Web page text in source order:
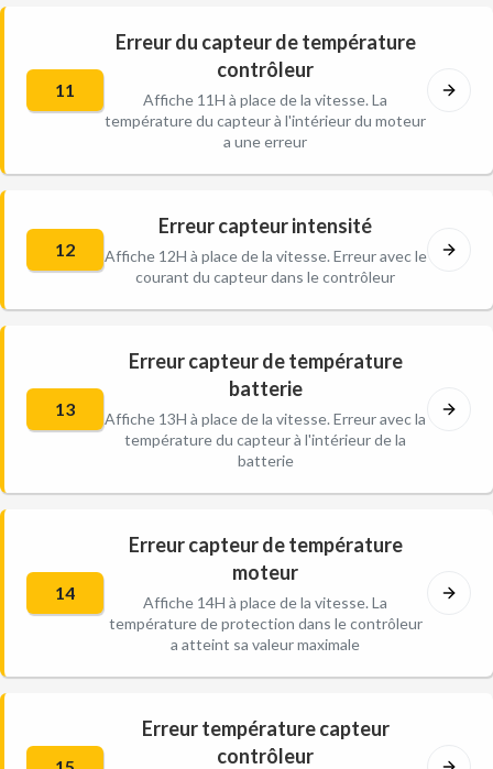
11
Erreur du capteur de température
contrôleur
Affiche 11H à place de la vitesse. La
température du capteur à l'intérieur du moteur
a une erreur
12
Erreur capteur intensité
Affiche 12H à place de la vitesse. Erreur avec le
courant du capteur dans le contrôleur
13
Erreur capteur de température
batterie
Affiche 13H à place de la vitesse. Erreur avec la
température du capteur à l'intérieur de la
batterie
14
Erreur capteur de température
moteur
Affiche 14H à place de la vitesse. La
température de protection dans le contrôleur
a atteint sa valeur maximale
Erreur température capteur
contrôleur